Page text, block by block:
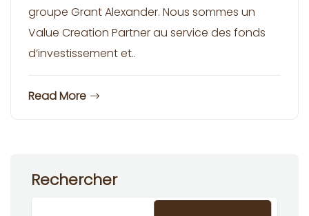
groupe Grant Alexander. Nous sommes un
Value Creation Partner au service des fonds
d’investissement et..
Read More
Rechercher